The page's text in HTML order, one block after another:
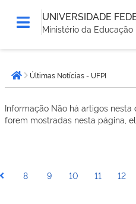
UNIVERSIDADE
Ministério da Educação
está
aqui:Página inicial
Últimas Notícias - UFPI
Informação Não há artigos nesta
forem mostradas nesta página,
8 9 10 11 12